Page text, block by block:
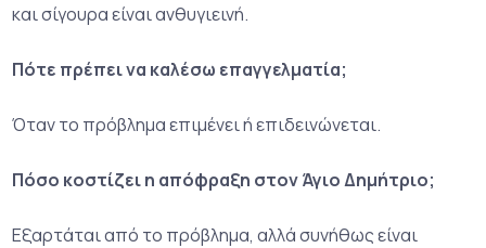
και σίγουρα είναι ανθυγιεινή.
Πότε πρέπει να καλέσω επαγγελματία;
Όταν το πρόβλημα επιμένει ή επιδεινώνεται.
Πόσο κοστίζει η απόφραξη στον Άγιο Δημήτριο;
Εξαρτάται από το πρόβλημα, αλλά συνήθως είναι